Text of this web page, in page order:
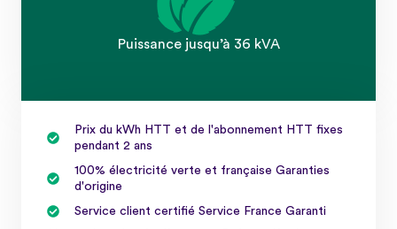
Puissance jusqu’à 36 kVA
Prix du kWh HTT et de l'abonnement HTT fixes
pendant 2 ans
100% électricité verte et française Garanties
d'origine
Service client certifié Service France Garanti